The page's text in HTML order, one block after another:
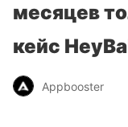
месяцев
кейс
Appbooster